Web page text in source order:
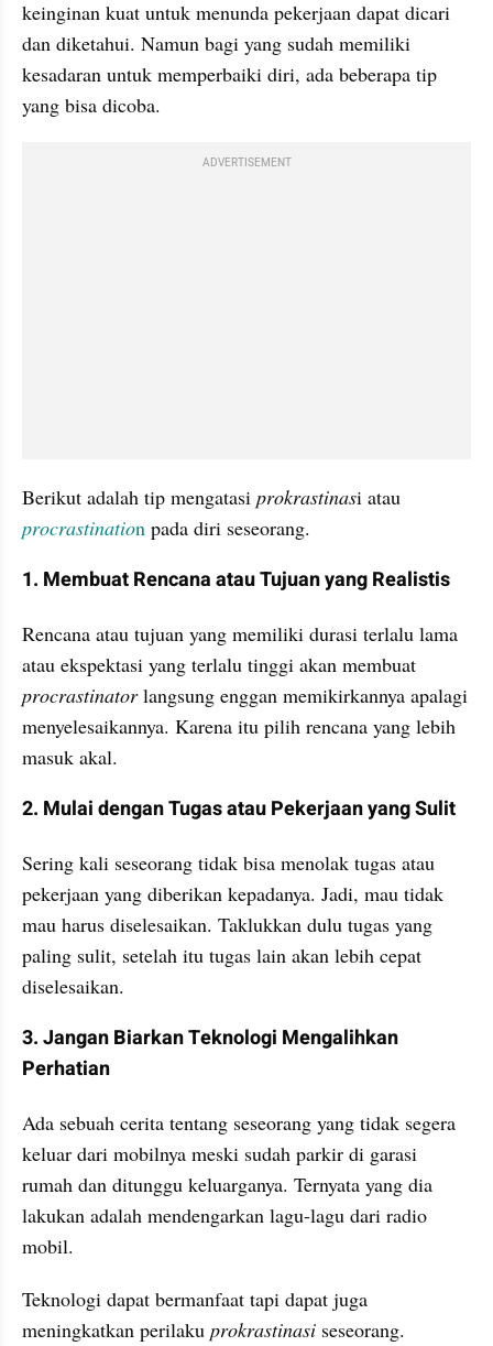
keinginan kuat untuk menunda pekerjaan dapat dicari
dan diketahui. Namun bagi yang sudah memiliki
kesadaran untuk memperbaiki diri, ada beberapa tip
yang bisa dicoba.
ADVERTISEMENT
Berikut adalah tip mengatasi prokrastinas
procrastination pada diri seseorang.
1. Membuat Rencana atau Tujuan yang Realistis
Rencana atau tujuan yang memiliki durasi terlalu lama
procrastinator langsung enggan memikirkannya apalagi
menyelesaikannya. Karena itu pilih rencana yang lebih
masuk akal.
2. Mulai dengan Tugas atau Pekerjaan yang Sulit
Sering kali seseorang tidak bisa menolak tugas atau
pekerjaan yang diberikan kepadanya. Jadi, mau tidak
mau harus diselesaikan. Taklukkan dulu tugas yang
paling sulit, setelah itu tugas lain akan lebih cepat
diselesaikan.
3. Jangan Biarkan Teknologi Mengalihkan
Perhatian
Ada sebuah cerita tentang seseorang yang tidak segera
keluar dari mobilnya meski sudah parkir di garasi
rumah dan ditunggu keluarganya. Ternyata yang dia
lakukan adalah mendengarkan lagu-lagu dari radio
mobil.
Teknologi dapat bermanfaat tapi dapat juga
meningkatkan perilaku prokrastinasi seseorang.